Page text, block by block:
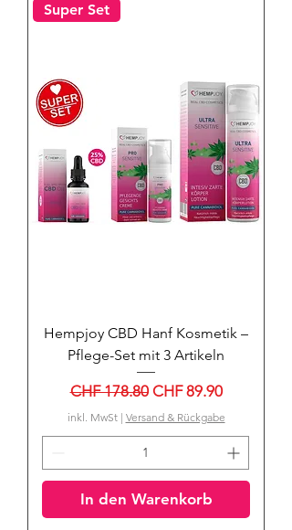
Super Set
Hempjoy CBD Hanf Kosmetik –
Pflege-Set mit 3 Artikeln
Standardpreis
CHF 178.80 Sale-Preis
CHF 89.90
inkl. MwSt| Versand & Rückgabe
In den Warenkorb